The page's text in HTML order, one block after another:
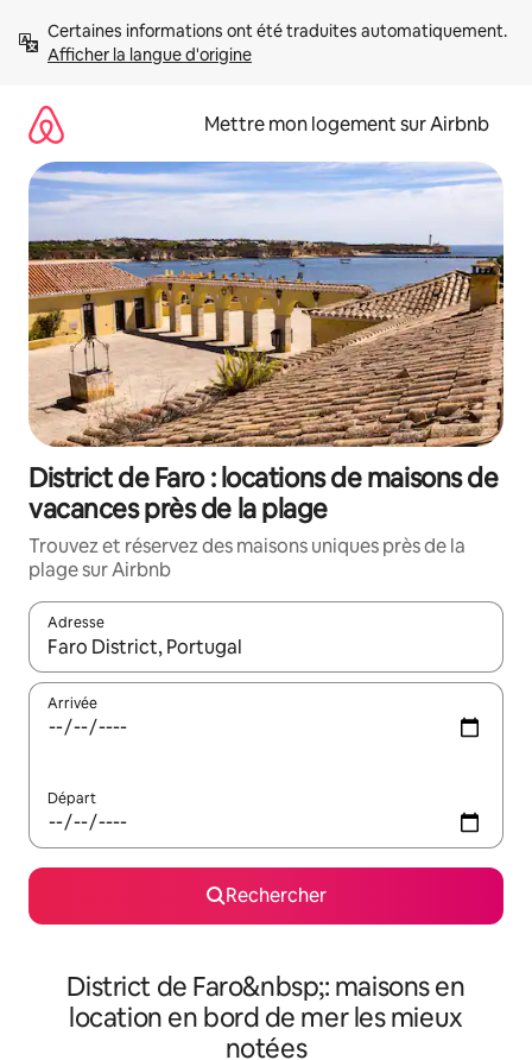
directement
Afficher la langue d'origine
Mettre mon logement sur Airbnb
District de Faro : locations de maisons de
vacances près de la plage
Trouvez et réservez des maisons uniques près de la
plage sur Airbnb
Adresse
Lorsque les résultats s'affichent, utilisez les flèches vers le
Arrivée
Départ
Rechercher
District de Faro&nbsp;: maisons en
location en bord de mer les mieux
notées